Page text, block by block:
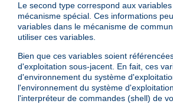
Le second type correspond aux
mécanisme spécial. Ces informations
variables dans le mécanisme de
utiliser ces variables.
Bien que ces variables soient
d'exploitation sous-jacent. En fait, ces
d'environnement du système
l'environnement du système
l'interpréteur de commandes (shell) de